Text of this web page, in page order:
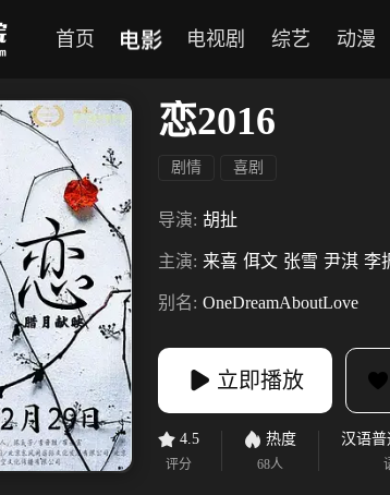
首页 电影 电视剧 综艺 动漫
恋2016
剧情 喜剧
导演: 胡扯
主演: 来喜 佴文 张雪 尹淇 李
别名: OneDreamAboutLove
立即播放
4.5
评分
热度
68人
汉语